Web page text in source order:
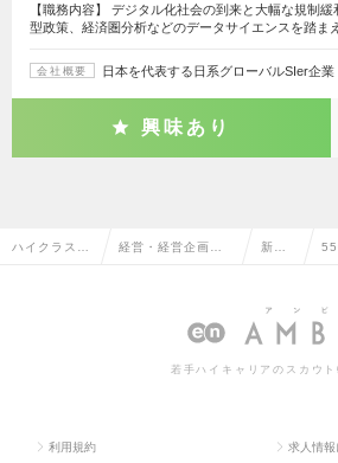
【職務内容】 デジタル化社会の到来と大幅な規制
型政策、経済圏分析などのデータサイエンスを踏ま
会社概要 日本を代表する日系グローバルSIer企業
興味あり
ハイクラス求 経営・経営企画・ 新規
若手ハイキャリアのスカウト
利用規約 求人情報